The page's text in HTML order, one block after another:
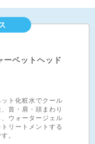
ベットヘッド
ト化粧水でクール
首・肩・頭まわり
ウォータージェル
リートメントする
。